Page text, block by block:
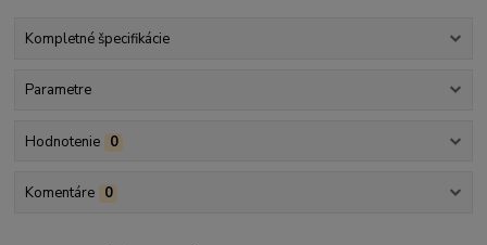
Kompletné špecifikácie
Parametre
Hodnotenie 0
Komentáre 0